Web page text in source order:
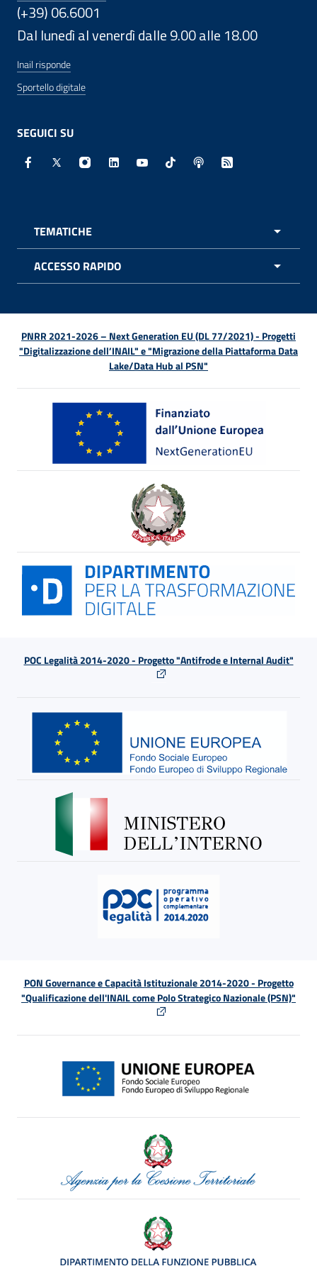
(+39) 06.6001
Dal lunedì al venerdì dalle 9.00 alle 18.00
Inail risponde
Sportello digitale
SEGUICI SU
Facebook - Sito esterno - Apertura in nuova finestra
X - Sito esterno - Apertura in nuova finestra
Instagram - Sito esterno - Apertura in
Linkedin - Sito esterno - Apertura in
Youtube - Sito esterno -
TikTok - Sito esterno -
Spreaker - Sito
Feed RSS -
TEMATICHE
ACCESSO RAPIDO
PNRR 2021-2026 – Next Generation EU (DL 77/2021) - Progetti
"Digitalizzazione dell’INAIL" e "Migrazione della Piattaforma Data
Lake/Data Hub al PSN"
POC Legalità 2014-2020 - Progetto "Antifrode e Internal Audit"
PON Governance e Capacità Istituzionale 2014-2020 - Progetto
"Qualificazione dell'INAIL come Polo Strategico Nazionale (PSN)"